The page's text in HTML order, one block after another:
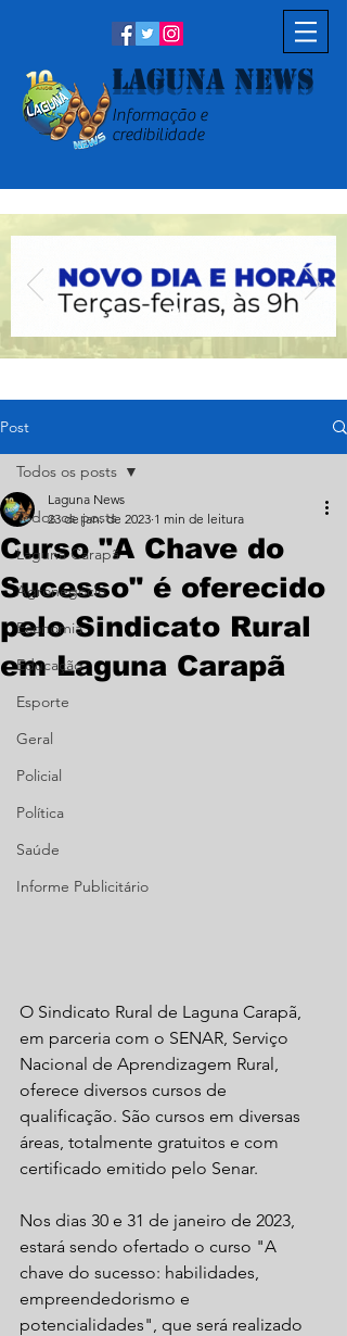
Laguna News
Informação e
credibilidade
Post
Todos os posts
Laguna Carapã
Agronegócio
Economia
Educação
Esporte
Geral
Policial
Política
Saúde
Informe Publicitário
Todos os posts
Curso "A Chave do
Sucesso" é oferecido
pelo Sindicato Rural
em Laguna Carapã
Laguna News
23 de jan. de 2023 1 min de leitura
O Sindicato Rural de Laguna Carapã,
em parceria com o SENAR, Serviço
Nacional de Aprendizagem Rural,
oferece diversos cursos de
qualificação. São cursos em diversas
áreas, totalmente gratuitos e com
certificado emitido pelo Senar.
Nos dias 30 e 31 de janeiro de 2023,
estará sendo ofertado o curso "A
chave do sucesso: habilidades,
empreendedorismo e
potencialidades", que será realizado